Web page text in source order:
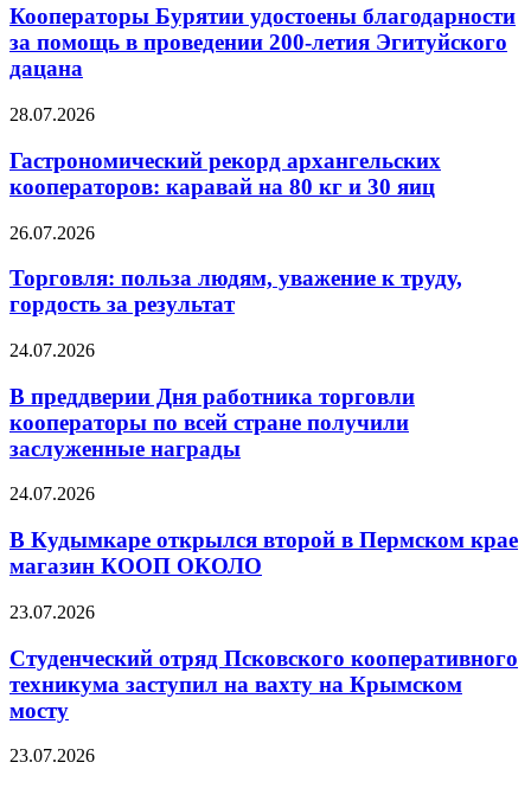
Кооператоры Бурятии удостоены благодарности
за помощь в проведении 200-летия Эгитуйского
дацана
28.07.2026
Гастрономический рекорд архангельских
кооператоров: каравай на 80 кг и 30 яиц
26.07.2026
Торговля: польза людям, уважение к труду,
гордость за результат
24.07.2026
В преддверии Дня работника торговли
кооператоры по всей стране получили
заслуженные награды
24.07.2026
В Кудымкаре открылся второй в Пермском крае
магазин КООП ОКОЛО
23.07.2026
Студенческий отряд Псковского кооперативного
техникума заступил на вахту на Крымском
мосту
23.07.2026